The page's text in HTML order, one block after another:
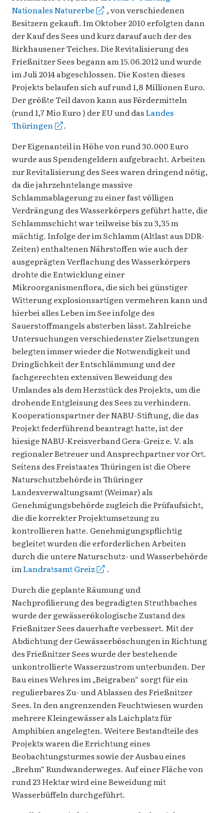
Nationales Naturerbe
, von verschiedenen
Besitzern gekauft. Im Oktober 2010 erfolgten dann
der Kauf des Sees und kurz darauf auch der des
Birkhausener Teiches. Die Revitalisierung des
Frießnitzer Sees begann am 15.06.2012 und wurde
im Juli 2014 abgeschlossen. Die Kosten dieses
Projekts belaufen sich auf rund 1,8 Millionen Euro.
Der größte Teil davon kann aus Fördermitteln
(rund 1,7 Mio Euro ) der EU und dasLandes
Thüringen
.
Der Eigenanteil in Höhe von rund 30.000 Euro
wurde aus Spendengeldern aufgebracht. Arbeiten
zur Revitalisierung des Sees waren dringend nötig,
da die jahrzehntelange massive
Schlammablagerung zu einer fast völligen
Verdrängung des Wasserkörpers geführt hatte, die
Schlammschicht war teilweise bis zu 3,35 m
mächtig. Infolge der im Schlamm (Altlast aus DDR-
Zeiten) enthaltenen Nährstoffen wie auch der
ausgeprägten Verflachung des Wasserkörpers
drohte die Entwicklung einer
Mikroorganismenflora, die sich bei günstiger
Witterung explosionsartigen vermehren kann und
hierbei alles Leben im See infolge des
Sauerstoffmangels absterben lässt. Zahlreiche
Untersuchungen verschiedenster Zielsetzungen
belegten immer wieder die Notwendigkeit und
Dringlichkeit der Entschlämmung und der
fachgerechten extensiven Beweidung des
Umlandes als dem Herzstück des Projekts, um die
drohende Entgleisung des Sees zu verhindern.
Kooperationspartner der NABU-Stiftung, die das
Projekt federführend beantragt hatte, ist der
hiesige NABU-Kreisverband Gera-Greiz e. V. als
regionaler Betreuer und Ansprechpartner vor Ort.
Seitens des Freistaates Thüringen ist die Obere
Naturschutzbehörde in Thüringer
Landesverwaltungsamt (Weimar) als
Genehmigungsbehörde zugleich die Prüfaufsicht,
die die korrekter Projektumsetzung zu
kontrollieren hatte. Genehmigungspflichtig
begleitet wurden die erforderlichen Arbeiten
durch die untere Naturschutz- und Wasserbehörde
imLandratsamt Greiz
.
Durch die geplante Räumung und
Nachprofilierung des begradigten Struthbaches
wurde der gewässerökologische Zustand des
Frießnitzer Sees dauerhafte verbessert. Mit der
Abdichtung der Gewässerböschungen in Richtung
des Frießnitzer Sees wurde der bestehende
unkontrollierte Wasserzustrom unterbunden. Der
Bau eines Wehres im „Beigraben“ sorgt für ein
regulierbares Zu- und Ablassen des Frießnitzer
Sees. In den angrenzenden Feuchtwiesen wurden
mehrere Kleingewässer als Laichplatz für
Amphibien angelegten. Weitere Bestandteile des
Projekts waren die Errichtung eines
Beobachtungsturmes sowie der Ausbau eines
„Brehm“ Rundwanderweges. Auf einer Fläche von
rund 23 Hektar wird eine Beweidung mit
Wasserbüffeln durchgeführt.